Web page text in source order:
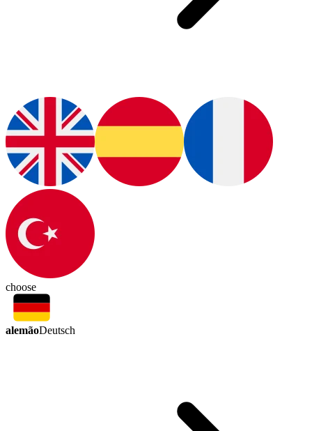
choose
alemãoDeutsch